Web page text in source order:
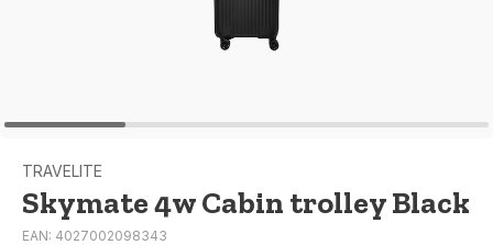
TRAVELITE
Skymate 4w Cabin trolley Black
EAN: 4027002098343